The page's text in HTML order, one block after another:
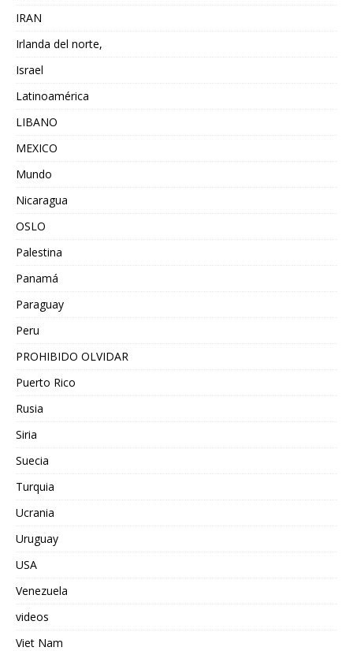
IRAN
Irlanda del norte,
Israel
Latinoamérica
LIBANO
MEXICO
Mundo
Nicaragua
OSLO
Palestina
Panamá
Paraguay
Peru
PROHIBIDO OLVIDAR
Puerto Rico
Rusia
Siria
Suecia
Turquia
Ucrania
Uruguay
USA
Venezuela
videos
Viet Nam